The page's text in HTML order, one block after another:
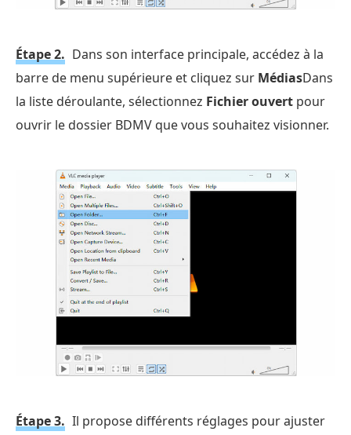
Étape 2. Dans son interface principale, accédez à la
barre de menu supérieure et cliquez sur MédiasDans
la liste déroulante, sélectionnez Fichier ouvert pour
ouvrir le dossier BDMV que vous souhaitez visionner.
Étape 3. Il propose différents réglages pour ajuster